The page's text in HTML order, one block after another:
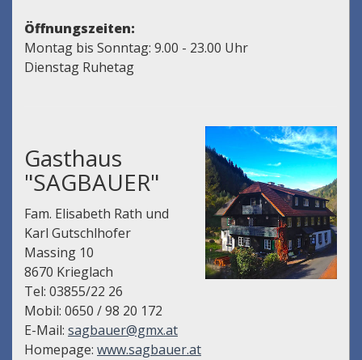
Öffnungszeiten:
Montag bis Sonntag: 9.00 - 23.00 Uhr
Dienstag Ruhetag
Gasthaus
"SAGBAUER"
Fam. Elisabeth Rath und
Karl Gutschlhofer
Massing 10
8670 Krieglach
Tel: 03855/22 26
Mobil: 0650 / 98 20 172
E-Mail: sagbauer@gmx.at
Homepage: www.sagbauer.at